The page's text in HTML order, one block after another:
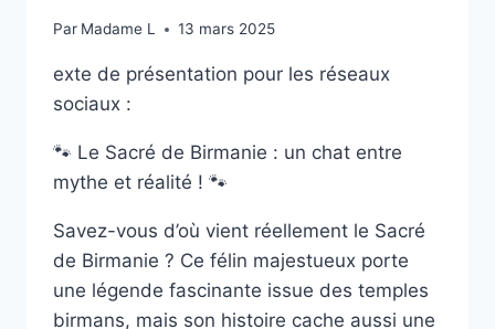
Par Madame L 13 mars 2025
exte de présentation pour les réseaux
sociaux :
🐾 Le Sacré de Birmanie : un chat entre
mythe et réalité ! 🐾
Savez-vous d’où vient réellement le Sacré
de Birmanie ? Ce félin majestueux porte
une légende fascinante issue des temples
birmans, mais son histoire cache aussi une